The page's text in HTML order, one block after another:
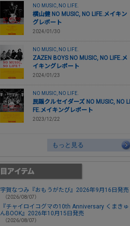
NO MUSIC, NO LIFE.
横山健 NO MUSIC, NO LIFE.メイキン
グレポート
2024/01/30
NO MUSIC, NO LIFE.
ZAZEN BOYS NO MUSIC, NO LIFE.メ
イキングレポート
2024/01/23
NO MUSIC, NO LIFE.
民謡クルセイダーズ NO MUSIC, NO LI
FE.メイキングレポート
2023/12/22
もっと見る
宇賀なつみ『おもうがたび』2026年9月16日発売
（2026/08/07）
『チャイロイコグマの10th Anniversary くまきゅ
んBOOK』2026年10月15日発売
（2026/08/07）